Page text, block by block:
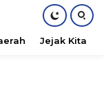
Jejak Kita